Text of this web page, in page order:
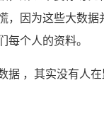
，因为这些大数
每个人的资料。
据 ，其实没有人